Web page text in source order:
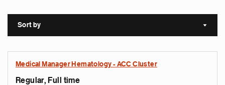
Sort by Sort
Medical Manager Hematology - ACC Cluster
Regular, Full time